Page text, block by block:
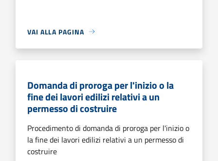
VAI ALLA PAGINA
Domanda di proroga per l'inizio o la
fine dei lavori edilizi relativi a un
permesso di costruire
Procedimento di domanda di proroga per l'inizio o
la fine dei lavori edilizi relativi a un permesso di
costruire